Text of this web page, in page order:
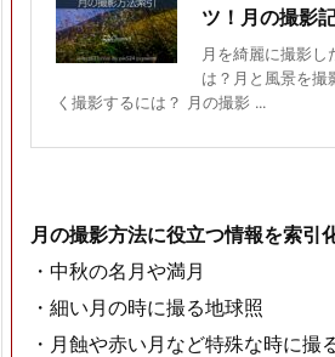
ツ！月の撮影
月を綺麗に撮影
は？月と風景を撮
く撮影するには？ 月の撮影 ...
月の撮影方法に役立つ情報を索引化
・中秋の名月や満月
・細い月の時に撮る地球照
・月蝕や赤い月など特殊な時に撮